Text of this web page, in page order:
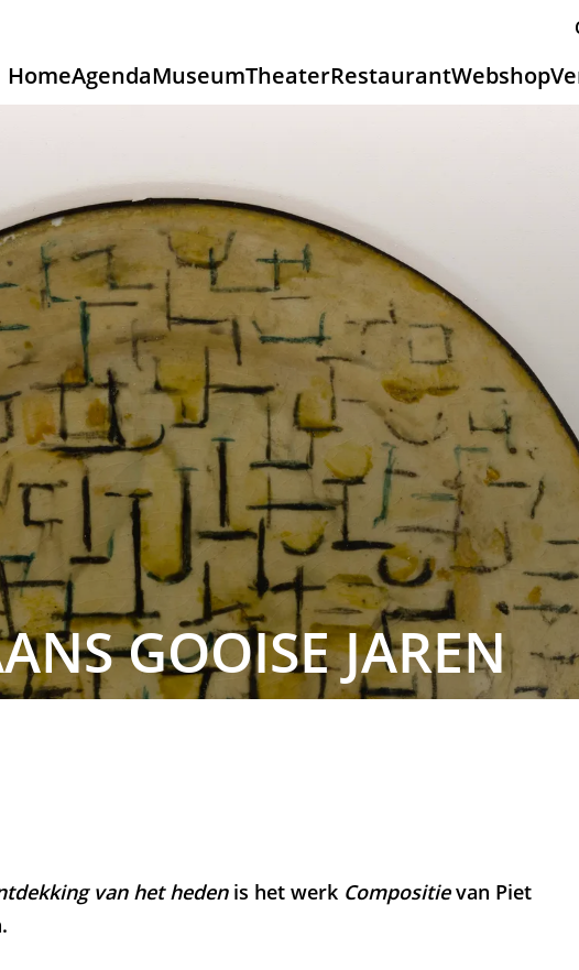
HomeAgendaMuseumTheaterRestaurantWebshop
GOOISE JAREN
van het hedenis het werk Compositievan Piet